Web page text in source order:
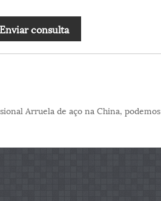
Enviar consulta
Arruela de aço na China, podemos